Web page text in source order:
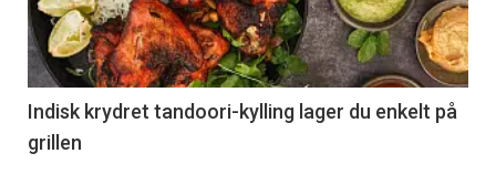
nå
-
2
Indisk krydret tandoori-kylling lager du enkelt på
grillen